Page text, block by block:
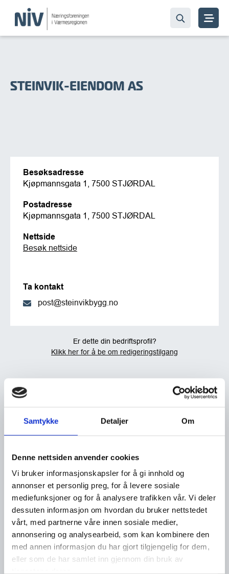
Samtykke Detaljer Om
Denne nettsiden anvender cookies
Vi bruker informasjonskapsler for å gi innhold og
annonser et personlig preg, for å levere sosiale
mediefunksjoner og for å analysere trafikken vår. Vi deler
dessuten informasjon om hvordan du bruker nettstedet
vårt, med partnerne våre innen sosiale medier,
annonsering og analysearbeid, som kan kombinere den
med annen informasjon du har gjort tilgjengelig for dem,
eller som de har samlet inn gjennom din bruk av
STEINVIK-EIENDOM AS
Besøksadresse
Kjøpmannsgata 1, 7500 STJØRDAL
Postadresse
Kjøpmannsgata 1, 7500 STJØRDAL
Nettside
Besøk nettside
Ta kontakt
post@steinvikbygg.no
Er dette din bedriftsprofil?
Klikk her for å be om redigeringstilgang